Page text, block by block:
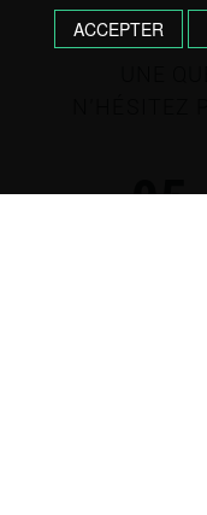
05
ACCEPTER